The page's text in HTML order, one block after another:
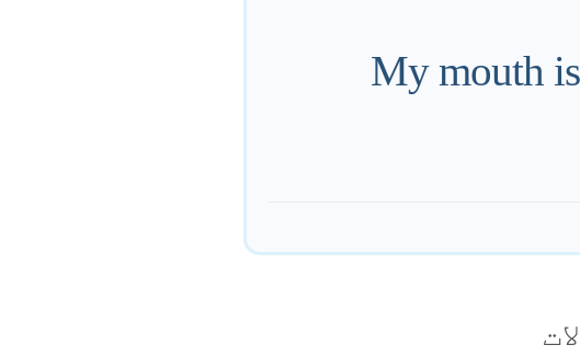
My mouth